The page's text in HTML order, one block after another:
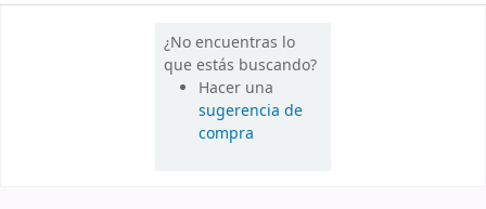
¿No encuentras lo
que estás buscando?
Hacer una
sugerencia de
compra